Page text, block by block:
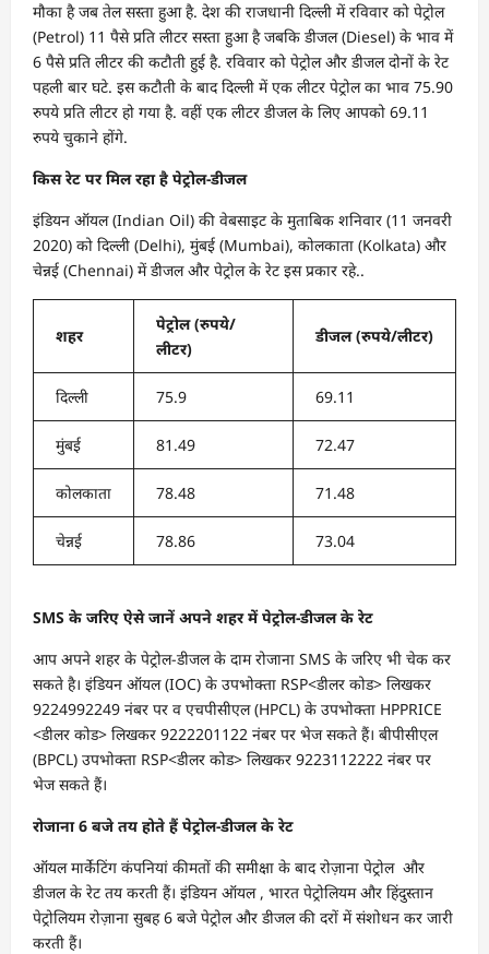
मौका है जब तेल सस्ता हुआ है. देश की राजधानी दिल्ली में रविवार को पेट्रोल
(Petrol) 11 पैसे प्रति लीटर सस्ता हुआ है जबकि डीजल (Diesel) के भाव में
6 पैसे प्रति लीटर की कटौती हुई है. रविवार को पेट्रोल और डीजल दोनों के रेट
पहली बार घटे. इस कटौती के बाद दिल्ली में एक लीटर पेट्रोल का भाव 75.90
रुपये प्रति लीटर हो गया है. वहीं एक लीटर डीजल के लिए आपको 69.11
रुपये चुकाने होंगे.
किस रेट पर मिल रहा है पेट्रोल-डीजल
इंडियन ऑयल (Indian Oil) की वेबसाइट के मुताबिक शनिवार (11 जनवरी
2020) को दिल्ली (Delhi), मुंबई (Mumbai), कोलकाता (Kolkata) और
चेन्नई (Chennai) में डीजल और पेट्रोल के रेट इस प्रकार रहे..
शहर
पेट्रोल (रुपये/
लीटर)
डीजल (रुपये/लीटर)
दिल्ली 75.9 69.11
मुंबई 81.49 72.47
कोलकाता 78.48 71.48
चेन्नई 78.86 73.04
SMS के जरिए ऐसे जानें अपने शहर में पेट्रोल-डीजल के रेट
आप अपने शहर के पेट्रोल-डीजल के दाम रोजाना SMS के जरिए भी चेक कर
सकते है। इंडियन ऑयल (IOC) के उपभोक्ता RSP<डीलर कोड> लिखकर
9224992249 नंबर पर व एचपीसीएल (HPCL) के उपभोक्ता HPPRICE
<डीलर कोड> लिखकर 9222201122 नंबर पर भेज सकते हैं। बीपीसीएल
(BPCL) उपभोक्ता RSP<डीलर कोड> लिखकर 9223112222 नंबर पर
भेज सकते हैं।
रोजाना 6 बजे तय होते हैं पेट्रोल-डीजल के रेट
ऑयल मार्केटिंग कंपनियां कीमतों की समीक्षा के बाद रोज़ाना पेट्रोल और
डीजल के रेट तय करती हैं। इंडियन ऑयल , भारत पेट्रोलियम और हिंदुस्तान
पेट्रोलियम रोज़ाना सुबह 6 बजे पेट्रोल और डीजल की दरों में संशोधन कर जारी
करती हैं।